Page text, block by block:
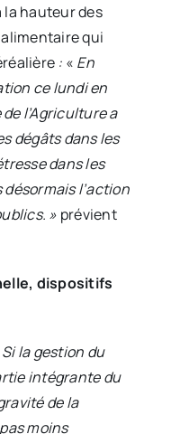
la hauteur des
qui
: « En
ce lundi en
l’Agriculture a
dégâts dans les
dans les
l’action
» prévient
dispositifs
Si la gestion du
intégrante du
de la
moins